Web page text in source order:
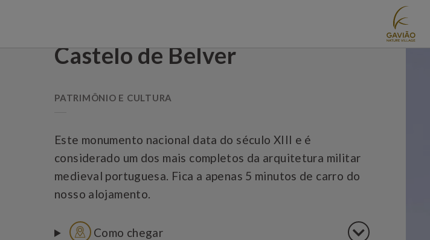
Castelo de Belver
PATRIMÔNIO E CULTURA
Este monumento nacional data do século XIII e é
considerado um dos mais completos da arquitetura militar
medieval portuguesa. Fica a apenas 5 minutos de carro do
nosso alojamento.
Como chegar